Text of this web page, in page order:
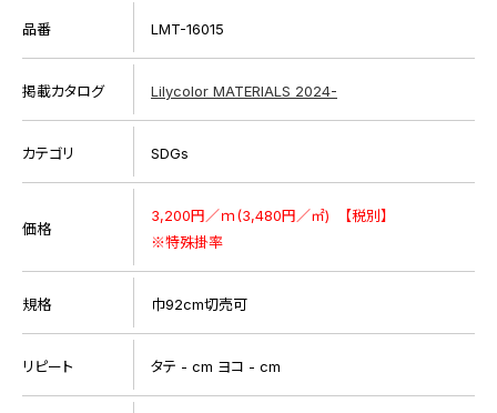
品番 LMT-16015
掲載カタログ Lilycolor MATERIALS 2024-
カテゴリ SDGs
価格
3,200円／ｍ(3,480円／㎡) 【税別】
※特殊掛率
規格 巾92cm切売可
リピート タテ - cm ヨコ - cm